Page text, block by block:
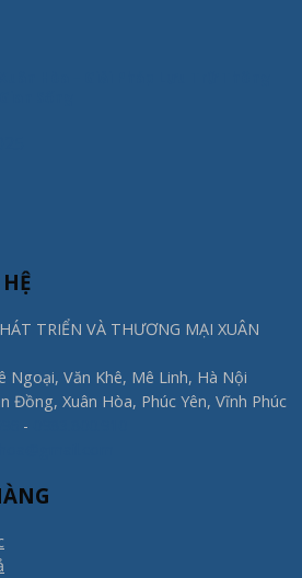
TRIỂN VÀ THƯƠNG MẠI XUÂN
Ngoại, Văn Khê, Mê Linh, Hà Nội
Đồng, Xuân Hòa, Phúc Yên, Vĩnh Phúc
-